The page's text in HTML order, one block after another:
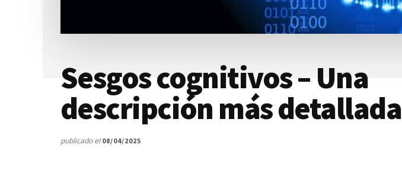
Sesgos cognitivos – Una
descripción más detallada
publicado el 08/04/2025